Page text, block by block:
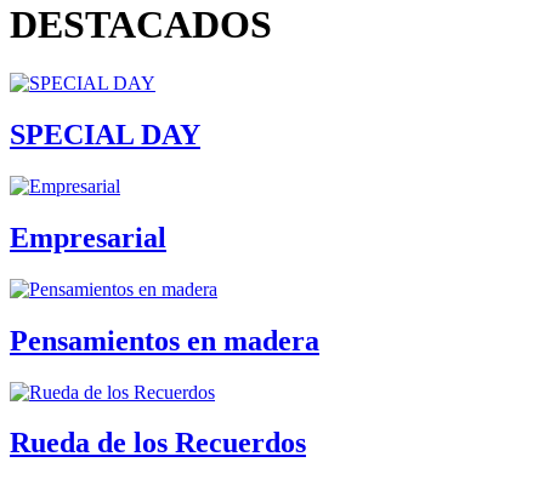
DESTACADOS
SPECIAL DAY
Empresarial
Pensamientos en madera
Rueda de los Recuerdos